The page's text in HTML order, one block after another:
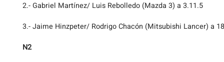
2.- Gabriel Martínez/ Luis Rebolledo (Mazda 3) a 3.11.5
3.- Jaime Hinzpeter/ Rodrigo Chacón (Mitsubishi Lancer) a
N2